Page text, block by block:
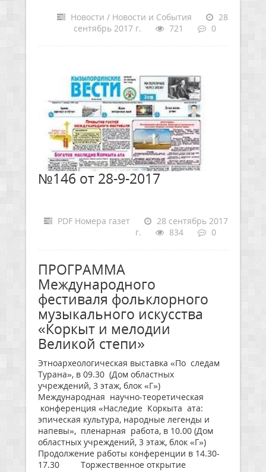
Новости / Новости и События
28
сентябрь 2017 г.
721 0
№146 от 28-9-2017
PDF Номера газет
28 сентябрь 2017
г.
834 0
ПРОГРАММА
Международного
фестиваля фольклорного
музыкального искусства
«Коркыт и мелодии
Великой степи»
Этноархеологическая выставка «По следам
Турана», в 09.30 (Дом областных
учреждений, 3 этаж, блок «Г»)
Международная научно-теоретическая
конференция «Наследие Коркыта ата:
эпическая культура, народные легенды и
напевы», пленарная работа, в 10.00 (Дом
областных учреждений, 3 этаж, блок «Г»)
Продолжение работы конференции в 14.30-
17.30 Торжественное открытие